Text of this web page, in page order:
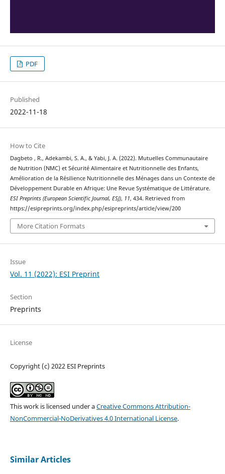
PDF
Published
2022-11-18
How to Cite
Dagbeto , R., Adekambi, S. A., & Yabi, J. A. (2022). Mutuelles Communautaire
de Nutrition (NMC) et Sécurité Alimentaire et Nutritionnelle des Enfants,
Amélioration de la Résilience Nutritionnelle des Ménages dans un Contexte de
Développement Durable en Afrique: Une Revue Systématique de Littérature.
ESI Preprints (European Scientific Journal, ESJ), 11, 434. Retrieved from
https://esipreprints.org/index.php/esipreprints/article/view/200
More Citation Formats
Issue
Vol. 11 (2022): ESI Preprint
Section
Preprints
License
Copyright (c) 2022 ESI Preprints
This work is licensed under aCreative Commons Attribution-
NonCommercial-NoDerivatives 4.0 International License.
Similar Articles